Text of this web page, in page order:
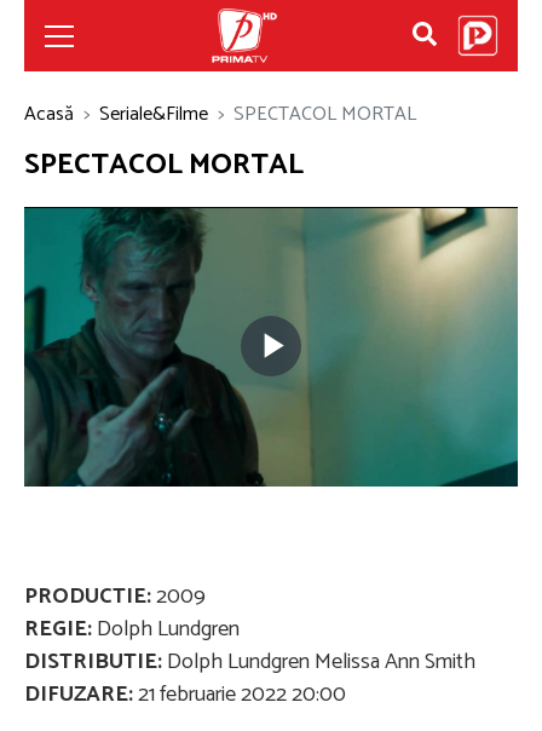
Acasă Seriale&Filme SPECTACOL MORTAL
SPECTACOL MORTAL
Play
PRODUCTIE:2009
REGIE:Dolph Lundgren
DISTRIBUTIE:Dolph Lundgren Melissa Ann Smith
DIFUZARE:21 februarie 2022 20:00